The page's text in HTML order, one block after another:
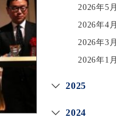
2026年5月
2026年4月
2026年3月
2026年1月
2025
2024